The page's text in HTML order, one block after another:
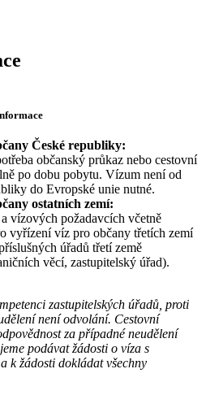
České republiky:
občanský průkaz nebo cestovní
po dobu pobytu. Vízum není od
do Evropské unie nutné.
ostatních zemí:
vízových požadavcích včetně
vyřízení víz pro občany třetích zemí
úřadů třetí země
věcí, zastupitelský úřad).
zastupitelských úřadů, proti
není odvolání. Cestovní
za případné neudělení
podávat žádosti o víza s
k žádosti dokládat všechny